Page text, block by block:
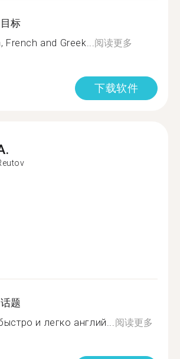
标
French and Greek...阅读更多
下载软件
题
и легко англий...阅读更多